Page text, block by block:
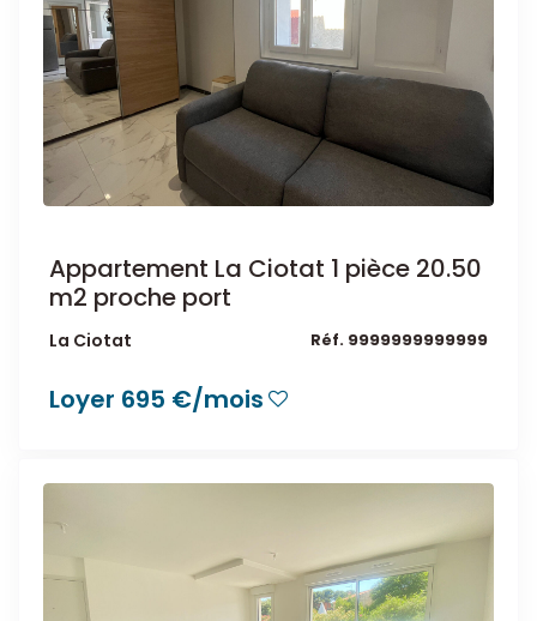
Appartement La Ciotat 1 pièce 20.50
m2 proche port
La Ciotat Réf. 9999999999999
Loyer 695 €/mois